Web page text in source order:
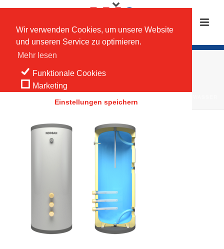
Wir verwenden Cookies, um unsere Website
und unseren Service zu optimieren.
Mehr lesen
Funktionale Cookies
Marketing
Einstellungen speichern
KEB-1
SPEICHER/ KEB-1